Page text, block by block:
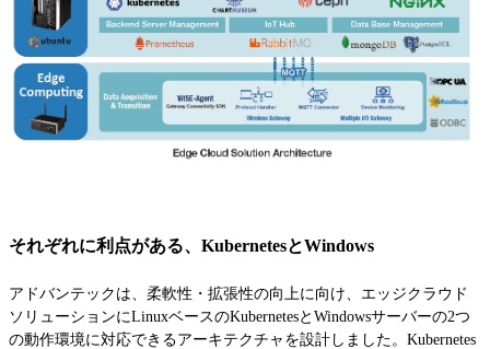
それぞれに利点がある、KubernetesとWindows
アドバンテックは、柔軟性・拡張性の向上に向け、エッジクラウド
ソリューションにLinuxベースのKubernetesとWindowsサーバーの2つ
の動作環境に対応できるアーキテクチャを設計しました。Kubernetes